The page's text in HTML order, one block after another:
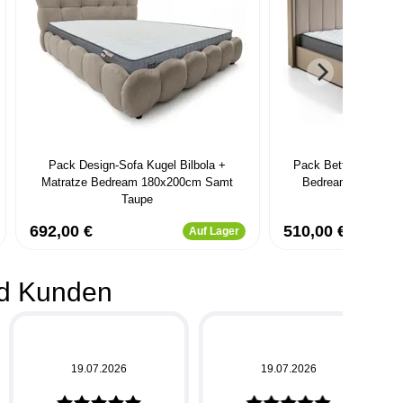
Pack Design-Sofa Kugel Bilbola +
Matratze Bedream 180x200cm Samt
Taupe
692,00 € Auf Lager
Pack Bettkasten
Bedream
510,00 €
Kunden
19.07.2026 19.07.2026